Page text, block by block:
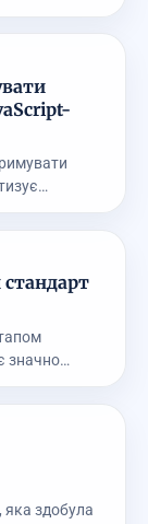
значно
яка здобула